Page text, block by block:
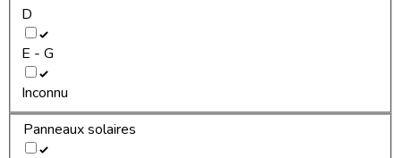
D
E - G
Inconnu
Panneaux solaires